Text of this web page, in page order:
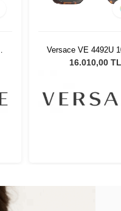
Versace VE 4492U
53 Kadın Güneş
16.010,00 TL